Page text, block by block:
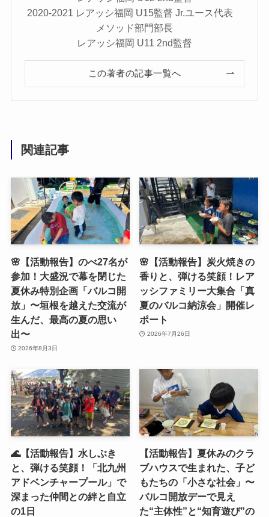
2020-2021 レアッシ福岡 U15監督 Jr.ユース代表
メソッド部門部長
レアッシ福岡 U11 2nd監督
この著者の記事一覧へ
関連記事
🌸【活動報告】のべ27名が
参加！大盛況で幕を閉じた
夏休み特別企画「バルコ開
放」〜垣根を越えた交流が
生んだ、最高の夏の思い
出〜
2026年8月3日
🌸【活動報告】炭火焼きの
香りと、弾ける笑顔！レア
ッシファミリー大集合「真
夏のバルコ納涼会」開催レ
ポート
2026年7月26日
🌊【活動報告】水しぶき
と、弾ける笑顔！「北九州
アドベンチャープール」で
深まった仲間との絆と自立
の1日
【活動報告】夏休みのクラ
ブハウスで生まれた、子ど
もたちの「小さな社会」〜
バルコ開放デーで見え
た“主体性”と“知育遊び”の